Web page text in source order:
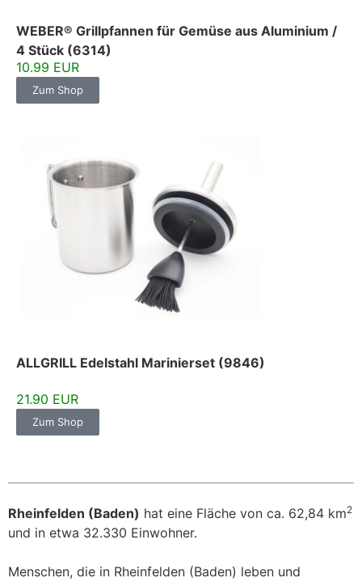
WEBER® Grillpfannen für Gemüse aus Aluminium /
4 Stück (6314)
10.99 EUR
Zum Shop
ALLGRILL Edelstahl Marinierset (9846)
21.90 EUR
Zum Shop
Rheinfelden (Baden) hat eine Fläche von ca. 62,84 km2
und in etwa 32.330 Einwohner.
Menschen, die in Rheinfelden (Baden) leben und